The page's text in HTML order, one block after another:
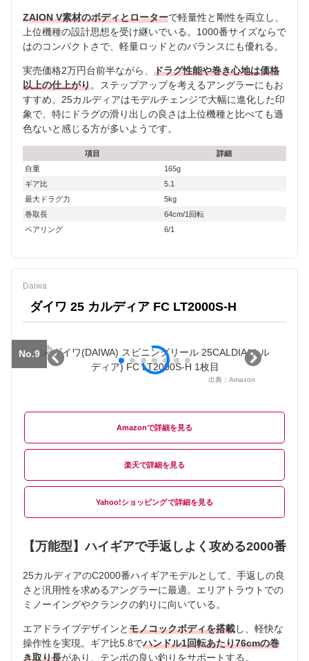
ZAION V素材のボディとローターで軽量性と剛性を両立し、
上位機種の設計思想を受け継いでいる。1000番サイズならで
はのコンパクトさで、軽量ロッドとのバランスにも優れる。
実売価格2万円台前半ながら、 ドラグ性能や巻き心地は価格
以上の仕上がり。ステップアップを考えるアングラーにもお
すすめ。25カルディアはモデルチェンジで大幅に進化した印
象で、特にドラグの滑り出しの良さは上位機種と比べても遜
色ないと感じる方が多いようです。
項目
詳細
自重
165g
ギア比
5.1
最大ドラグ力
5kg
巻取長
64cm/1回転
ベアリング
6/1
Daiwa
ダイワ 25 カルディア FC LT2000S-H
No.9
出典： Amazon
Amazon
楽天
Yahoo!ショッピング
【万能型】ハイギアで手返しよく攻める2000番
25カルディアのC2000番ハイギアモデルとして、手返しの良
さと汎用性を求めるアングラーに最適。エリアトラウトでの
ミノーイングやクランクの釣りに向いている。
エアドライブデザインとモノコックボディを搭載し、軽快な
操作性を実現。ギア比5.8でハンドル1回転あたり76cmの巻
き取り長があり、テンポの良い釣りをサポートする。